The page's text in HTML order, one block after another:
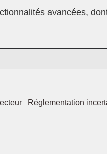
avancées,
Réglementation